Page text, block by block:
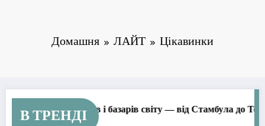
Домашня ЛАЙТ Цікавинки
В ТРЕНДІ
ринків і базарів світу — від Стамбула до Токіо